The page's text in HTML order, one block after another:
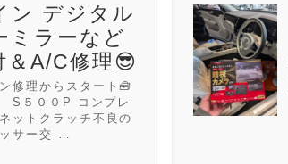
ン デジタル
ミラーなど
＆A/C修理😎
修理からスタート🧰
S５００P コンプレ
ットクラッチ不良の
サー交 …